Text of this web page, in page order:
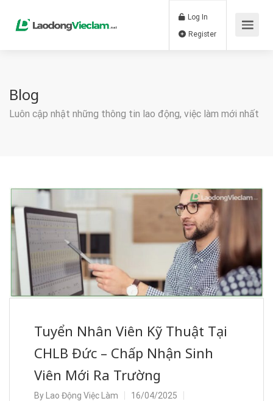
Log In
Blog
Luôn cập nhật những thông tin lao động, việc làm mới nhất
Tuyển Nhân Viên Kỹ Thuật Tại
CHLB Đức – Chấp Nhận Sinh
Viên Mới Ra Trường
By Lao Động Việc Làm
16/04/2025